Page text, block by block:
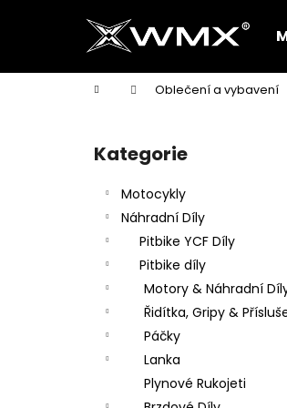
Domů Oblečení a vybavení
Přeskočit
kategorie
Kategorie
Motocykly
Náhradní Díly
Pitbike YCF Díly
Pitbike díly
Motory & Náhradní
Řidítka, Gripy &
Páčky
Lanka
Plynové Rukojeti
í
Zpět
do
Zpět
do